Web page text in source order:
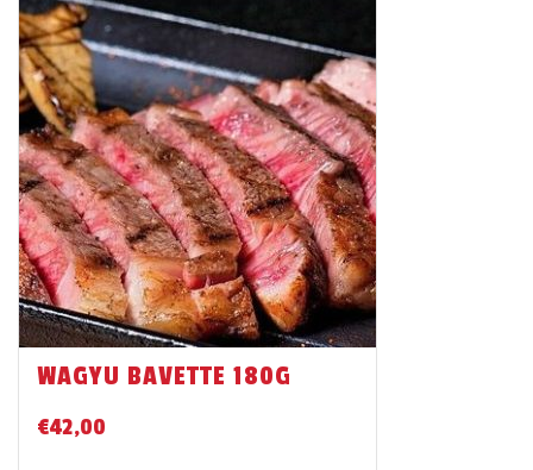
WAGYU BAVETTE 180G
€42,00